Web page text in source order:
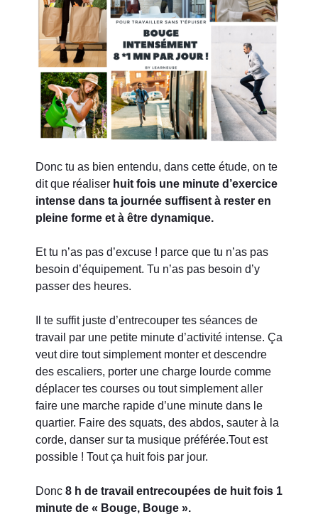
Donc tu as bien entendu, dans cette étude, on te
dit que réaliser huit fois une minute d’exercice
intense dans ta journée suffisent à rester en
pleine forme et à être dynamique.
Et tu n’as pas d’excuse ! parce que tu n’as pas
besoin d’équipement. Tu n’as pas besoin d’y
passer des heures.
Il te suffit juste d’entrecouper tes séances de
travail par une petite minute d’activité intense. Ça
veut dire tout simplement monter et descendre
des escaliers, porter une charge lourde comme
déplacer tes courses ou tout simplement aller
faire une marche rapide d’une minute dans le
quartier. Faire des squats, des abdos, sauter à la
corde, danser sur ta musique préférée.Tout est
possible ! Tout ça huit fois par jour.
Donc 8 h de travail entrecoupées de huit fois 1
minute de « Bouge, Bouge ».